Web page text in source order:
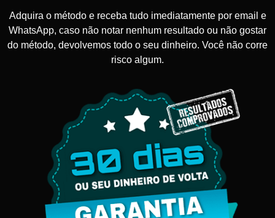
Adquira o método e receba tudo imediatamente por email e
WhatsApp, caso não notar nenhum resultado ou não gostar
do método, devolvemos todo o seu dinheiro. Você não corre
risco algum.